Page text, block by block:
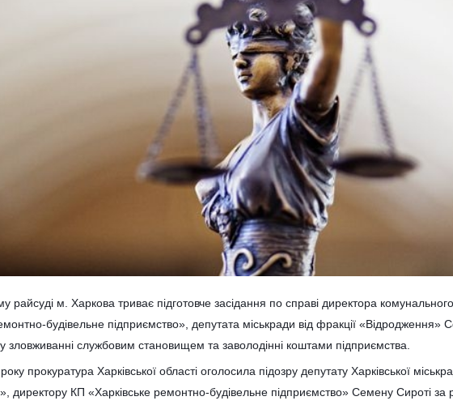
райсуді м. Харкова триває підготовче засідання по справі директора
будівельне підприємство», депутата міськради від фракції «Відродження»
зловживанні службовим становищем та заволодінні коштами підприємства.
прокуратура Харківської області оголосила підозру депутату Харківської
директору КП «Харківське ремонтно-будівельне підприємство» Семену Сироті за